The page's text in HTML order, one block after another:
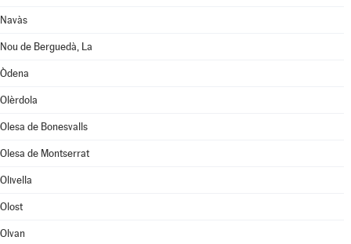
Navàs
Nou de Berguedà, La
Òdena
Olèrdola
Olesa de Bonesvalls
Olesa de Montserrat
Olivella
Olost
Olvan